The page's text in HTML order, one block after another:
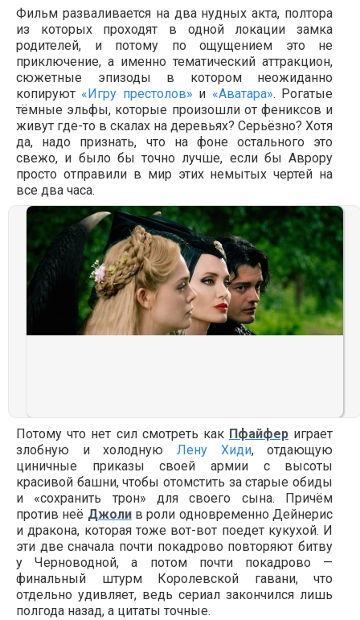
Фильм разваливается на два нудных акта, полтора
из которых проходят в одной локации замка
родителей, и потому по ощущением это не
приключение, а именно тематический аттракцион,
сюжетные эпизоды в котором неожиданно
копируют «Игру престолов» и «Аватара». Рогатые
тёмные эльфы, которые произошли от фениксов и
живут где-то в скалах на деревьях? Серьёзно? Хотя
да, надо признать, что на фоне остального это
свежо, и было бы точно лучше, если бы Аврору
просто отправили в мир этих немытых чертей на
все два часа.
Потому что нет сил смотреть как Пфайфер играет
злобную и холодную Лену Хиди, отдающую
циничные приказы своей армии с высоты
красивой башни, чтобы отомстить за старые обиды
и «сохранить трон» для своего сына. Причём
против неё Джолив роли одновременно Дейнерис
и дракона, которая тоже вот-вот поедет кукухой. И
эти две сначала почти покадрово повторяют битву
у Черноводной, а потом почти покадрово —
финальный штурм Королевской гавани, что
отдельно удивляет, ведь сериал закончился лишь
полгода назад, а цитаты точные.